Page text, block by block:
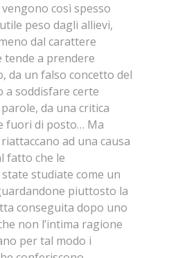
così spesso
peso dagli allievi,
dal carattere
a prendere
da un falso concetto del
soddisfare certe
da una critica
fuori di posto… Ma
ad una causa
fatto che le
studiate come un
piuttosto la
conseguita dopo uno
non l’intima ragione
per tal modo i